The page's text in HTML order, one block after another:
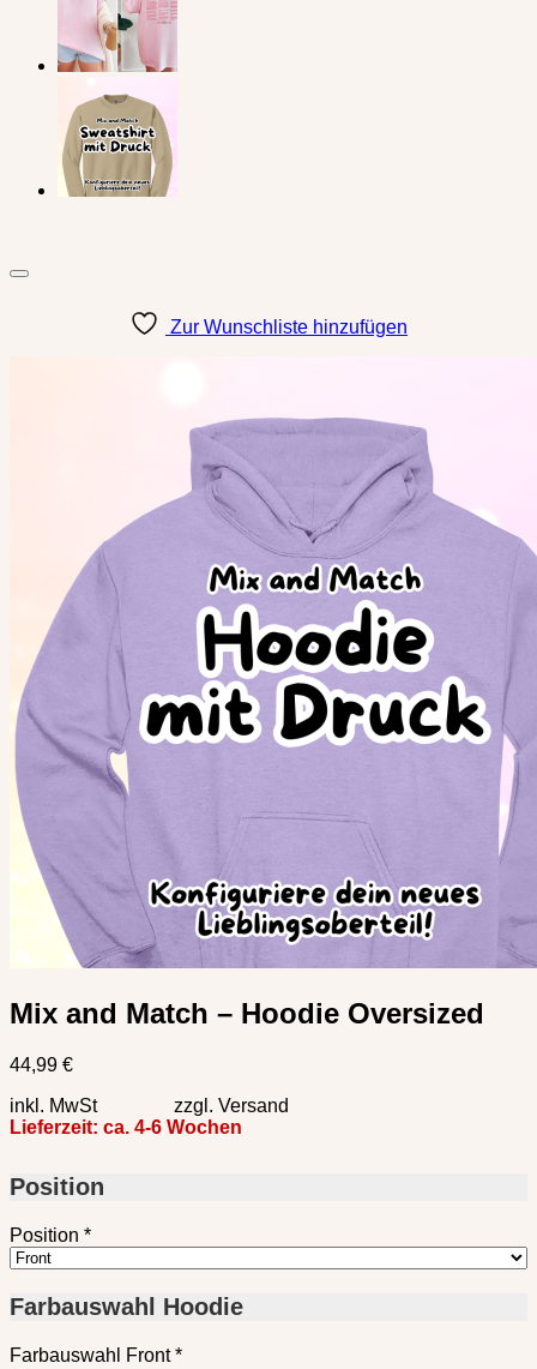
Zur Wunschliste hinzufügen
Mix and Match – Hoodie Oversized
44,99 €
inkl. MwSt zzgl. Versand
Lieferzeit: ca. 4-6 Wochen
Position
Position *
Farbauswahl Hoodie
Farbauswahl Front*